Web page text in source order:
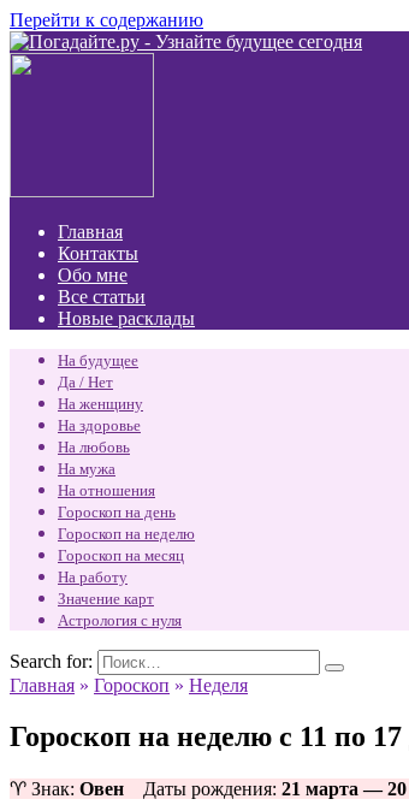
Перейти к содержанию
Главная
Контакты
Обо мне
Все статьи
Новые расклады
На будущее
Да / Нет
На женщину
На здоровье
На любовь
На мужа
На отношения
Гороскоп на день
Гороскоп на неделю
Гороскоп на месяц
На работу
Значение карт
Астрология с нуля
Search for:
Главная » Гороскоп » Неделя
Гороскоп на неделю с 11 по
♈ Знак: Овен Даты рождения: 21 марта — 20